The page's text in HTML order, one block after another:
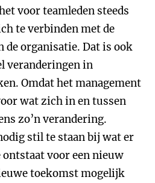
voor teamleden steeds
te verbinden met de
de organisatie. Dat is ook
veranderingen in
Omdat het management
wat zich in en tussen
zo’n verandering.
stil te staan bij wat er
voor een nieuw
toekomst mogelijk